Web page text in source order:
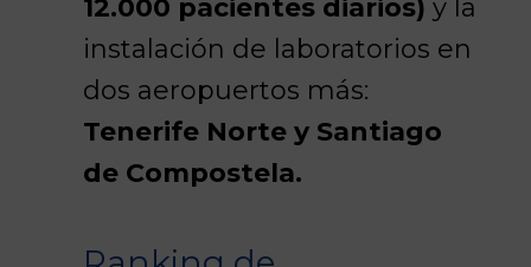
12.000 pacientes diarios) y la
instalación de laboratorios en
dos aeropuertos más:
Tenerife Norte y Santiago
de Compostela.